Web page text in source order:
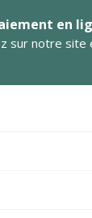
en
sur notre site